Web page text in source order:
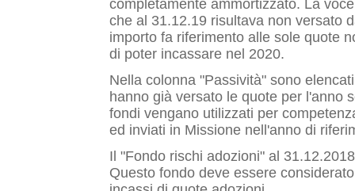
completamente ammortizzato. La
che al 31.12.19 risultava non versato
importo fa riferimento alle sole quote
di poter incassare nel 2020.
Nella colonna "Passività" sono
hanno già versato le quote per l'anno
fondi vengano utilizzati per
ed inviati in Missione nell'anno di
Il "Fondo rischi adozioni" al
Questo fondo deve essere